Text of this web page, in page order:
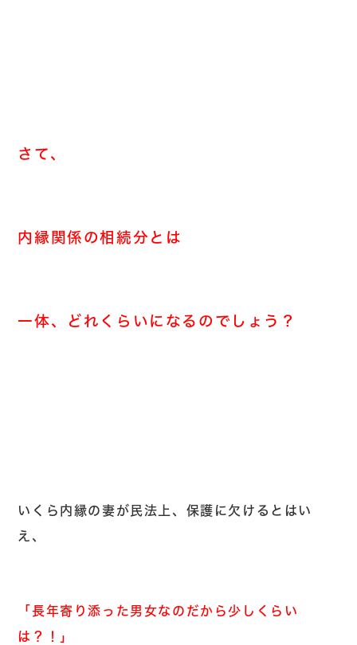
さて、
内縁関係の相続分とは
一体、どれくらいになるのでしょう？
いくら内縁の妻が民法上、保護に欠けるとはい
え、
「長年寄り添った男女なのだから少しくらい
は？！」